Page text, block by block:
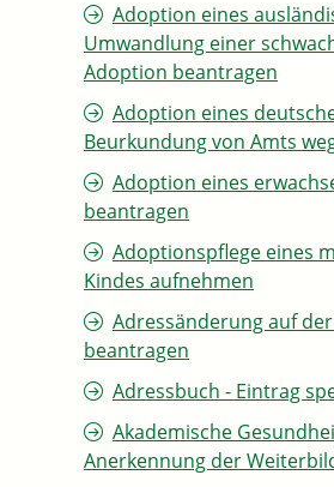
Adoption eines
Umwandlung einer
Adoption beantragen
Adoption eines
Beurkundung von Amts
Adoption eines
beantragen
Adoptionspflege eines
Kindes aufnehmen
Adressänderung auf
beantragen
Adressbuch - Eintrag
Akademische
Anerkennung der